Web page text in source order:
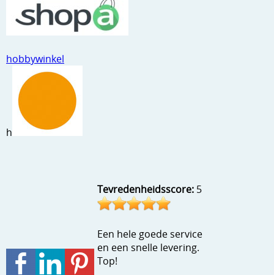
Ponsen
Ribbelaar
Snijmaterialen
Speciaal papier
Stans machine en embossing machines
Stempels en zo
hobbywinkel
h
Tevredenheidsscore: 5
Een hele goede service
en een snelle levering.
Top!